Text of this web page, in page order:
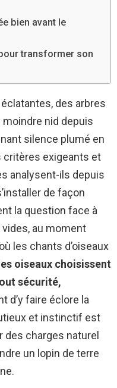
bien avant le
transformer son
des arbres
nid depuis
silence plumé en
critères exigeants et
analysent-ils depuis
de façon
la question face à
au moment
les chants d’oiseaux
les oiseaux choisissent
sécurité,
d’y faire éclore la
et instinctif est
des charges naturel
un lopin de terre